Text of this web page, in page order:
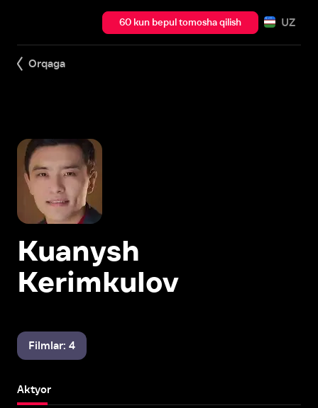
60 kun bepul tomosha qilish UZ
Orqaga
Kuanysh
Kerimkulov
Filmlar: 4
Aktyor